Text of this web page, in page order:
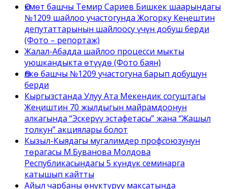
Өкмөт башчы Темир Сариев Бишкек шаарындагы
№1209 шайлоо участогунда Жогорку Кеңештин
депутаттарынын шайлоосу үчүн добуш берди
(Фото – репортаж)
Жалал-Абадда шайлоо процесси мыкты
уюшкандыкта өтүүдө (Фото баян)
Өлкө башчы №1209 участогуна барып добушун
берди
Кыргызстанда Улуу Ата Мекендик согуштагы
Жеңиштин 70 жылдыгын майрамдоонун
алкагында “Эскерүү эстафетасы” жана “Жашыл
толкун” акциялары болот
Кызыл-Кыядагы мугалимдер профсоюзунун
төрагасы М.Буванова Молдова
Республикасындагы 5 күндүк семинарга
катышып кайтты
Айыл чарбаны өнүктүрүү максатында